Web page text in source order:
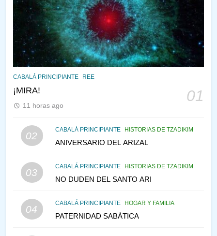
CABALÁ PRINCIPIANTE REE
¡MIRA! 01
11 horas ago
02
CABALÁ PRINCIPIANTE HISTORIAS DE TZADIKIM
ANIVERSARIO DEL ARIZAL
03
CABALÁ PRINCIPIANTE HISTORIAS DE TZADIKIM
NO DUDEN DEL SANTO ARI
04
CABALÁ PRINCIPIANTE HOGAR Y FAMILIA
PATERNIDAD SABÁTICA
¿QUIÉN ES SABIO? EL QUE
VE LO QUE VA A NACER
PENSAMIENTO JUDÍO PIRKEI AVOT
145
CABALÁ Y JASIDUT: EL
CONSEJO DE LOS PADRES
146
TEMPLO Y LA ALEGRÍA EN
VEAMOS ¿POR QUÉ
IEHOSHÚA? Y LA QUEJA DE